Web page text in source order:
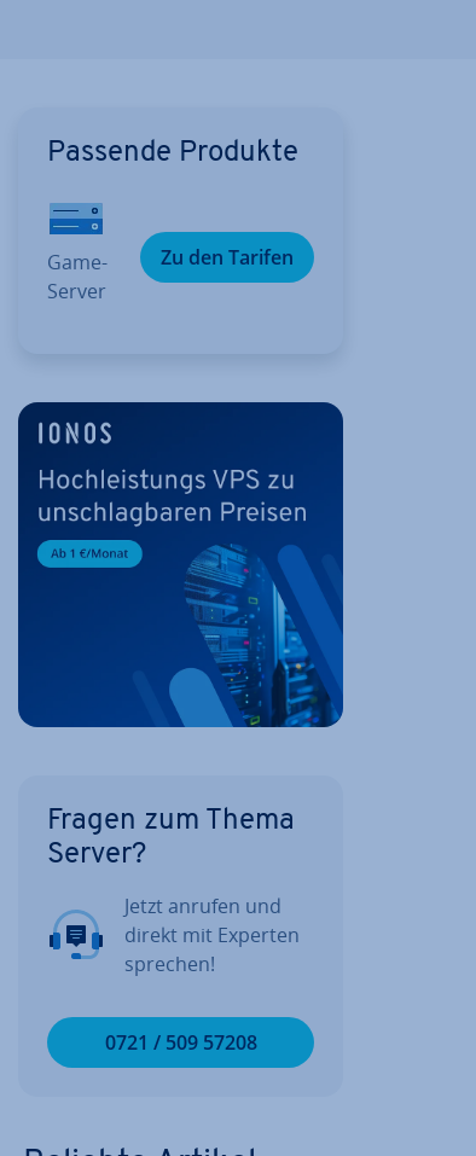
Passende Produkte
Game-
Server
Zu den Tarifen
Fragen zum Thema
Server?
Jetzt anrufen und
direkt mit Experten
sprechen!
0721 / 509 57208